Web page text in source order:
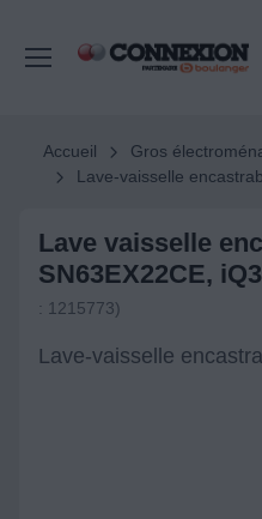
Accueil Gros
Lave-vaisselle
Lave vaisselle
SN63EX22CE,
: 1215773)
Lave-vaisselle